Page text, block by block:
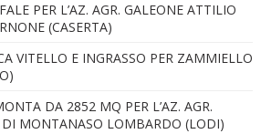
PER L’AZ. AGR. GALEONE ATTILIO
(CASERTA)
VITELLO E INGRASSO PER ZAMMIELLO
DA 2852 MQ PER L’AZ. AGR.
DI MONTANASO LOMBARDO (LODI)